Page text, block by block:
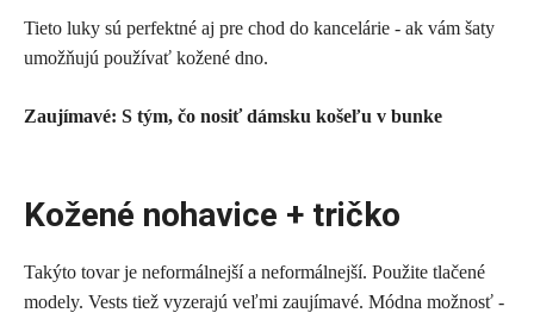
Tieto luky sú perfektné aj pre chod do kancelárie - ak vám šaty
umožňujú používať kožené dno.
Zaujímavé: S tým, čo nosiť dámsku košeľu v bunke
Kožené nohavice + tričko
Takýto tovar je neformálnejší a neformálnejší. Použite tlačené
modely. Vests tiež vyzerajú veľmi zaujímavé. Módna možnosť -